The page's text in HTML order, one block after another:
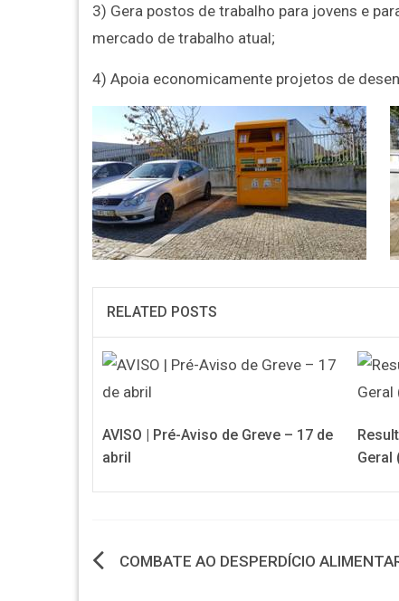
3) Gera postos de trabalho para jovens e
mercado de trabalho atual;
4) Apoia economicamente projetos de
RELATED POSTS
AVISO | Pré-Aviso de Greve – 17 de
abril
Geral
Navegação
COMBATE AO DESPERDÍCIO